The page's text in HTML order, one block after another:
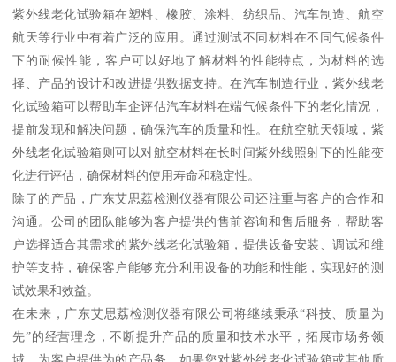
紫外线老化试验箱在塑料、橡胶、涂料、纺织品、汽车制造、航空
航天等行业中有着广泛的应用。通过测试不同材料在不同气候条件
下的耐候性能，客户可以好地了解材料的性能特点，为材料的选
择、产品的设计和改进提供数据支持。在汽车制造行业，紫外线老
化试验箱可以帮助车企评估汽车材料在端气候条件下的老化情况，
提前发现和解决问题，确保汽车的质量和性。在航空航天领域，紫
外线老化试验箱则可以对航空材料在长时间紫外线照射下的性能变
化进行评估，确保材料的使用寿命和稳定性。
除了的产品，广东艾思荔检测仪器有限公司还注重与客户的合作和
沟通。公司的团队能够为客户提供的售前咨询和售后服务，帮助客
户选择适合其需求的紫外线老化试验箱，提供设备安装、调试和维
护等支持，确保客户能够充分利用设备的功能和性能，实现好的测
试效果和效益。
在未来，广东艾思荔检测仪器有限公司将继续秉承“科技、质量为
先”的经营理念，不断提升产品的质量和技术水平，拓展市场务领